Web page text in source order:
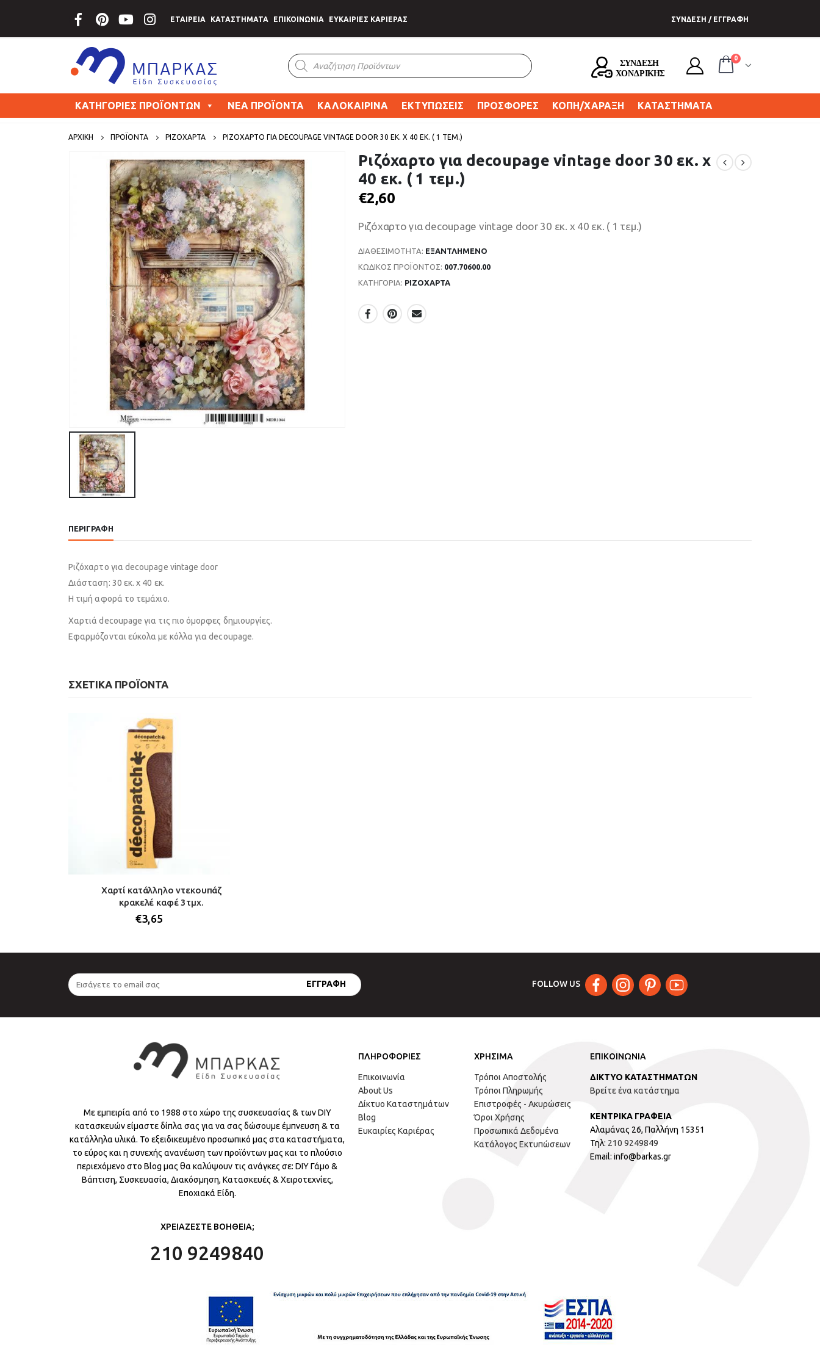
ΕΤΑΙΡΕΙΑ ΚΑΤΑΣΤΗΜΑΤΑ ΕΠΙΚΟΙΝΩΝΙΑ ΕΥΚΑΙΡΙΕΣ ΚΑΡΙΕΡΑΣ ΣΥΝΔΕΣΗ / ΕΓΓΡΑΦΗ
Products
search
0
ΚΑΤΗΓΟΡΙΕΣ ΠΡΟΪΟΝΤΩΝ ΝΕΑ ΠΡΟΪΟΝΤΑ ΚΑΛΟΚΑΙΡΙΝΑ ΕΚΤΥΠΩΣΕΙΣ ΠΡΟΣΦΟΡΕΣ ΚΟΠΗ/ΧΑΡΑΞΗ ΚΑΤΑΣΤΗΜΑΤΑ
ΑΡΧΙΚΗ ΠΡΟΪΟΝΤΑ ΡΙΖΟΧΑΡΤΑ ΡΙΖΌΧΑΡΤΟ ΓΙΑ DECOUPAGE VINTAGE DOOR 30 ΕΚ. X 40 ΕΚ. ( 1 ΤΕΜ.)
Ριζόχαρτο για decoupage vintage door 30 εκ. x
40 εκ. ( 1 τεμ.)
€2,60
Ριζόχαρτο για decoupage vintage door 30 εκ. x 40 εκ. ( 1 τεμ.)
ΔΙΑΘΕΣΙΜΌΤΗΤΑ: ΕΞΑΝΤΛΗΜΈΝΟ
ΚΩΔΙΚΌΣ ΠΡΟΪΌΝΤΟΣ: 007.70600.00
ΚΑΤΗΓΟΡΊΑ: ΡΙΖΟΧΑΡΤΑ
ΠΕΡΙΓΡΑΦΉ
Ριζόχαρτο για decoupage vintage door
Διάσταση: 30 εκ. x 40 εκ.
Η τιμή αφορά το τεμάχιο.
Χαρτιά decoupage για τις πιο όμορφες δημιουργίες.
Εφαρμόζονται εύκολα με κόλλα για decoupage.
ΣΧΕΤΙΚΆ ΠΡΟΪΌΝΤΑ
Χαρτί κατάλληλο ντεκουπάζ
κρακελέ καφέ 3τμχ.
€3,65
FOLLOW US
Με εμπειρία από το 1988 στο χώρο της συσκευασίας & των DIY
κατασκευών είμαστε δίπλα σας για να σας δώσουμε έμπνευση & τα
κατάλληλα υλικά. Το εξειδικευμένο προσωπικό μας στα καταστήματα,
το εύρος και η συνεχής ανανέωση των προϊόντων μας και το πλούσιο
περιεχόμενο στο Blog μας θα καλύψουν τις ανάγκες σε: DIY Γάμο &
Βάπτιση, Συσκευασία, Διακόσμηση, Κατασκευές & Χειροτεχνίες,
Εποχιακά Είδη.
ΧΡΕΙΑΖΕΣΤΕ ΒΟΗΘΕΙΑ;
210 9249840
ΠΛΗΡΟΦΟΡΙΕΣ
Επικοινωνία
About Us
Δίκτυο Καταστημάτων
Blog
Ευκαιρίες Καριέρας
ΧΡΗΣΙΜΑ
Τρόποι Αποστολής
Τρόποι Πληρωμής
Επιστροφές - Ακυρώσεις
Όροι Χρήσης
Προσωπικά Δεδομένα
Κατάλογος Εκτυπώσεων
ΕΠΙΚΟΙΝΩΝΙΑ
ΔΙΚΤΥΟ ΚΑΤΑΣΤΗΜΑΤΩΝ
Βρείτε ένα κατάστημα
ΚΕΝΤΡΙΚΑ ΓΡΑΦΕΙΑ
Αλαμάνας 26, Παλλήνη 15351
Τηλ: 210 9249849
Email: info@barkas.gr